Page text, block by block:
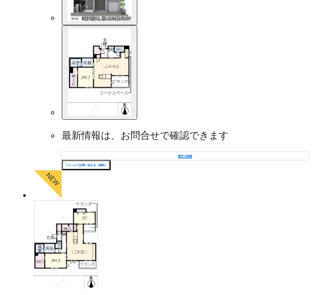
最新情報は、お問合せで確認できます
物件の詳細
フォームでお問い合わせ（無料）